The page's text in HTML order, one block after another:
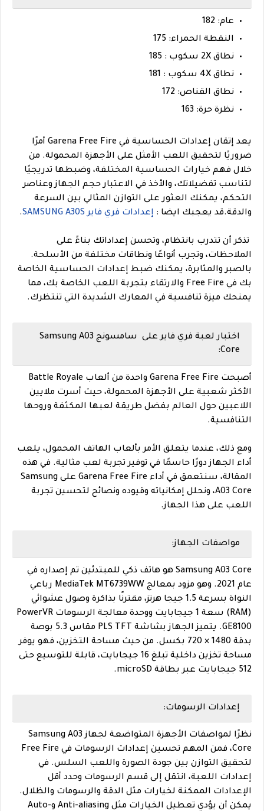
عام: 182
النقطة الحمراء: 175
نطاق 2X سكوب : 185
نطاق 4X سكوب : 181
نطاق القناص: 172
نظرة حرة: 163
يعد إتقان إعدادات الحساسية في Garena Free Fire أمرًا
ضروريًا لتحقيق اللعب الأمثل على الأجهزة المحمولة. من
خلال فهم خيارات الحساسية المختلفة، وضبطها تدريجيًا
لتناسب تفضيلاتك، والأخذ في الاعتبار حجم الجهاز وعناصر
التحكم، يمكنك العثور على التوازن المثالي بين السرعة
والدقة.قد يعجبك ايضا : إعدادات فري فاير SAMSUNG A30S .
تذكر أن تتدرب بانتظام، وتحسن إعداداتك بناءً على
الملاحظات، وتجرب أنواعًا ونطاقات مختلفة من الأسلحة.
بالصبر والمثابرة، يمكنك ضبط إعدادات الحساسية الخاصة
بك في Free Fire والارتقاء بتجربة اللعب الخاصة بك، مما
يمنحك ميزة تنافسية في المعارك الشديدة التي تنتظرك.
اختبار لعبة فري فاير على سامسونج Samsung A03
Core:
أصبحت Garena Free Fire واحدة من ألعاب Battle Royale
الأكثر شعبية على الأجهزة المحمولة، حيث أسرت ملايين
اللاعبين حول العالم بفضل طريقة لعبها المكثفة وروحها
التنافسية.
ومع ذلك، عندما يتعلق الأمر بألعاب الهاتف المحمول، يلعب
أداء الجهاز دورًا حاسمًا في توفير تجربة لعب مثالية. في هذه
المقالة، سنتعمق في أداء Garena Free Fire على Samsung
A03 Core، ونحلل إمكانياته وقيوده ونصائح لتحسين تجربة
اللعب على هذا الجهاز.
مواصفات الجهاز:
Samsung A03 Core هو هاتف ذكي للمبتدئين تم إصداره في
عام 2021. وهو مزود بمعالج MediaTek MT6739WW رباعي
النواة بسرعة 1.5 جيجا هرتز، مقترنًا بذاكرة وصول عشوائي
(RAM) سعة 1 جيجابايت ووحدة معالجة الرسومات PowerVR
GE8100. يتميز الجهاز بشاشة PLS TFT مقاس 5.3 بوصة
بدقة 1480 × 720 بكسل. من حيث مساحة التخزين، فهو يوفر
مساحة تخزين داخلية تبلغ 16 جيجابايت، قابلة للتوسيع حتى
512 جيجابايت عبر بطاقة microSD.
إعدادات الرسومات:
نظرًا لمواصفات الأجهزة المتواضعة لجهاز Samsung A03
Core، فمن المهم تحسين إعدادات الرسومات في Free Fire
لتحقيق التوازن بين جودة الصورة واللعب السلس. في
إعدادات اللعبة، انتقل إلى قسم الرسومات وحدد أقل
الإعدادات الممكنة لخيارات مثل الدقة والرسومات والظلال.
يمكن أن يؤدي تعطيل الخيارات مثل Anti-aliasing وAuto-